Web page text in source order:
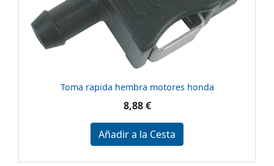
Toma rapida hembra motores honda
8,88 €
Añadir a la Cesta